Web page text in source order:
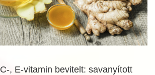
, E-vitamin bevitelt: savanyított